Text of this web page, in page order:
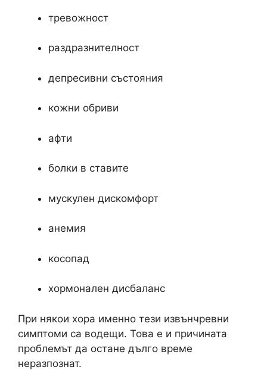
тревожност
раздразнителност
депресивни състояния
кожни обриви
афти
болки в ставите
мускулен дискомфорт
анемия
косопад
хормонален дисбаланс
При някои хора именно тези извънчревни
симптоми са водещи. Това е и причината
проблемът да остане дълго време
неразпознат.